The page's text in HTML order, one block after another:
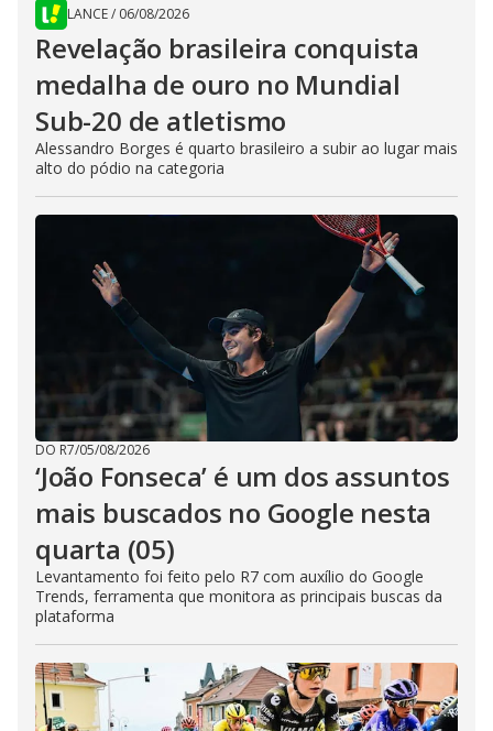
LANCE/ 06/08/2026
Revelação brasileira conquista
medalha de ouro no Mundial
Sub-20 de atletismo
Alessandro Borges é quarto brasileiro a subir ao lugar mais
alto do pódio na categoria
DO R7/05/08/2026
‘João Fonseca’ é um dos assuntos
mais buscados no Google nesta
quarta (05)
Levantamento foi feito pelo R7 com auxílio do Google
Trends, ferramenta que monitora as principais buscas da
plataforma